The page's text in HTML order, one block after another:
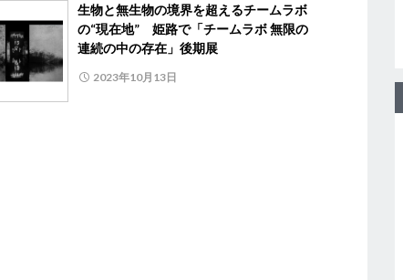
生物と無生物の境界を超えるチームラボ
の“現在地” 姫路で「チームラボ 無限の
連続の中の存在」後期展
2023年10月13日